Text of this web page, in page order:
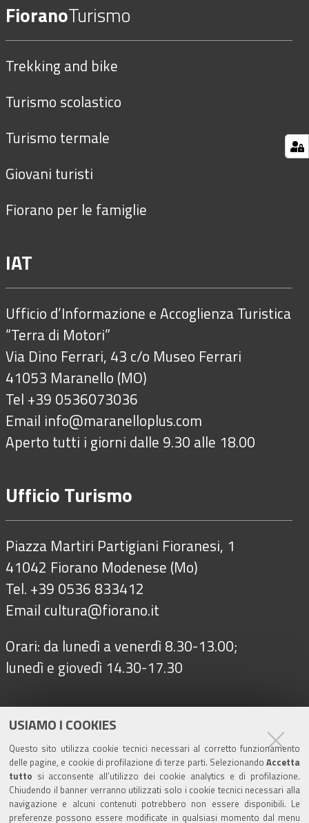
USIAMO I COOKIES
Questo sito utilizza cookie tecnici necessari al corretto funzionamento
delle pagine, e cookie di profilazione di terze parti. Selezionando Accetta
tutto si acconsente all’utilizzo dei cookie analytics e di profilazione.
Chiudendo il banner verranno utilizzati solo i cookie tecnici necessari alla
navigazione e alcuni contenuti potrebbero non essere disponibili. Le
preferenze possono essere modificate in qualsiasi momento dal menu
l'immagine
originali…
FioranoTurismo
Trekking and bike
Turismo scolastico
Turismo termale
Giovani turisti
Fiorano per le famiglie
IAT
Ufficio d’Informazione e Accoglienza Turistica
“Terra di Motori”
Via Dino Ferrari, 43 c/o Museo Ferrari
41053 Maranello (MO)
Tel +39 0536073036
Email info@maranelloplus.com
Aperto tutti i giorni dalle 9.30 alle 18.00
Ufficio Turismo
Piazza Martiri Partigiani Fioranesi, 1
41042 Fiorano Modenese (Mo)
Tel. +39 0536 833412
Email cultura@fiorano.it
Orari: da lunedì a venerdì 8.30-13.00;
lunedì e giovedì 14.30-17.30
Seguici su
Turismo
Riserva di Nirano